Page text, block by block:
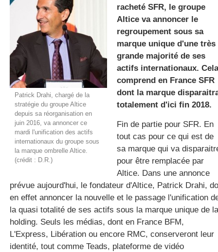
Patrick Drahi, chargé de la
stratégie du groupe Altice
depuis sa réorganisation en
juin 2016, va annoncer ce
mardi l'unification des actifs
internationaux du groupe sous
la marque ombrelle Altice.
(crédit : D.R.)
racheté SFR, le groupe
Altice va annoncer le
regroupement sous sa
marque unique d'une très
grande majorité de ses
actifs internationaux. Cela
comprend en France SFR
dont la marque
totalement d'ici fin 2018.
Fin de partie pour SFR. En
tout cas pour ce qui est de
sa marque qui va
pour être remplacée par
Altice. Dans une annonce
prévue aujourd'hui, le fondateur d'Altice, Patrick Drahi,
en effet annoncer la nouvelle et le passage l'unification
la quasi totalité de ses actifs sous la marque unique de la
holding. Seuls les médias, dont en France BFM,
L'Express, Libération ou encore RMC, conserveront leur
identité, tout comme Teads, plateforme de vidéo